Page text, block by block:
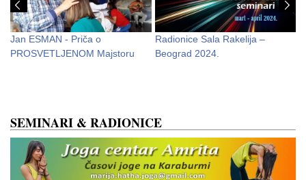
Jan ESMAN - Priča o
PROSVETLJENOM Majstoru
Radionice Sala Rakelija –
Beograd 2024.
SEMINARI & RADIONICE